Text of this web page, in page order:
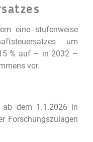
eine stufenweise
um
% auf – in 2032 –
vor.
dem 1.1.2026 in
Forschungszulagen